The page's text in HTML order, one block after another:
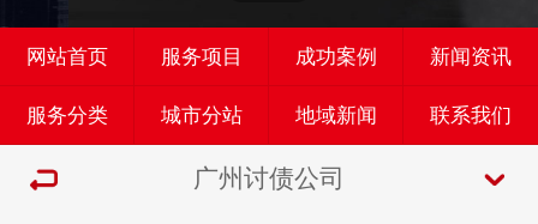
网站首页 服务项目 成功案例 新闻资讯
服务分类 城市分站 地域新闻 联系我们
广州讨债公司